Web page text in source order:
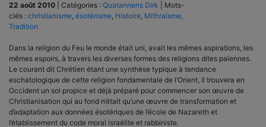
22 août 2010 Catégories : Quatannens Dirk
Mots-
clés : christianisme, ésotérisme, Histoire, Mithraïsme,
Tradition
Dans la religion du Feu le monde était uni, avait les mêmes aspirations, les
mêmes espoirs, à travers les diverses formes des religions dites païennes.
Le courant dit Chrétien étant une synthèse typique à tendance
eschatologique de cette religion fondamentale de l’Orient, il trouvera en
Occident un sol propice et déjà préparé pour commencer son œuvre de
Christianisation qui au fond n’était qu’une œuvre de transformation et
d’adaptation aux données ésotériques de l’école de Nazareth et
l’établissement du code moral israélite et rabbiniste.